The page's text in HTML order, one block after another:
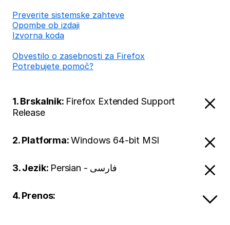
Preverite sistemske zahteve
Opombe ob izdaji
Izvorna koda
Obvestilo o zasebnosti za Firefox
Potrebujete pomoč?
1. Brskalnik: Firefox Extended Support
Release
2. Platforma:Windows 64-bit MSI
3. Jezik: Persian - فارسی
4. Prenos: